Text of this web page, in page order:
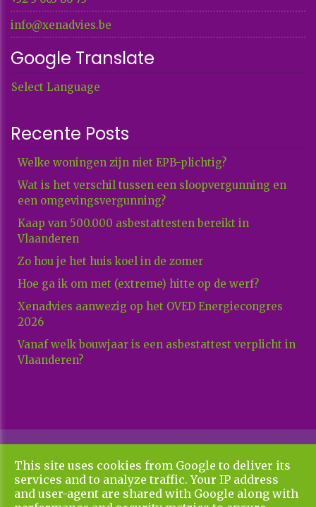
info@xenadvies.be
Google Translate
Select Language
Recente Posts
Welke woningen zijn niet EPB-plichtig?
Wat is het verschil tussen een sloopvergunning en
een omgevingsvergunning?
Kaap van 500.000 asbestattesten bereikt in
Vlaanderen
Zo hou je het huis koel in de zomer
Hoe ga ik om met (extreme) hitte op de werf?
Xenadvies aanwezig op het OVED Energiecongres
2026
Vanaf welk bouwjaar is een asbestattest verplicht in
Vlaanderen?
Algemene voorwaarden en privacy policy
UP-TO-DATE WebDesign
This site uses cookies from Google to deliver its
services and to analyze traffic. Your IP address
and user-agent are shared with Google along with